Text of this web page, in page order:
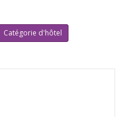
Catégorie d'hôtel